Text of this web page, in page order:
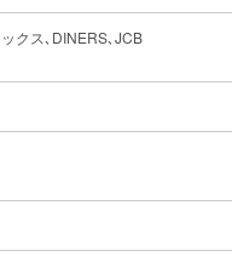
クス､DINERS､JCB